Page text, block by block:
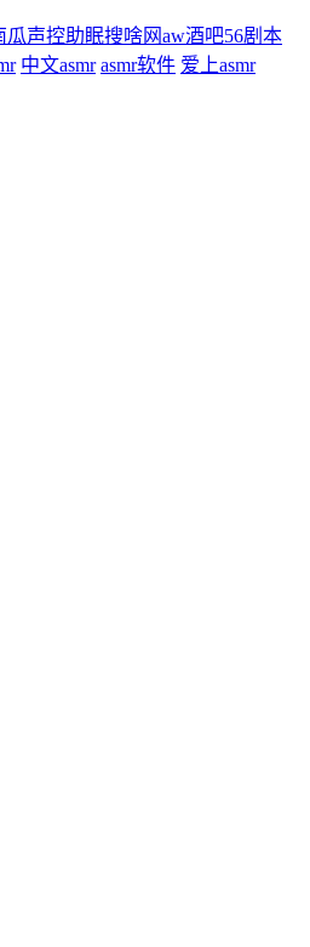
瓜声控助眠搜啥网aw酒吧56剧本
中文asmr asmr软件 爱上asmr